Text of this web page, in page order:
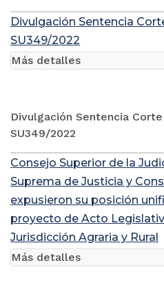
Divulgación Sentencia
SU349/2022
Divulgación Sentencia
SU349/2022
Más detalles
Consejo Superior de la
Suprema de Justicia y
expusieron su posición
proyecto de Acto
Jurisdicción Agraria y Rural
Más detalles